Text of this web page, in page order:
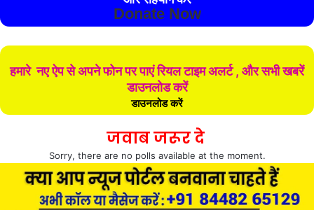
Donate Now
हमारे नए ऐप से अपने फोन पर पाएं रियल टाइम अलर्ट , और सभी खबरें
डाउनलोड करें
डाउनलोड करें
जवाब जरूर दे
Sorry, there are no polls available at the moment.